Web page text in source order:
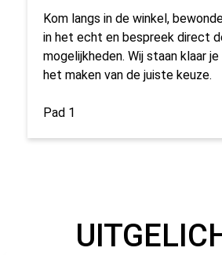
Kom langs in de winkel,
in het echt en bespreek direct
mogelijkheden. Wij staan klaar
het maken van de juiste keuze.
Pad 1